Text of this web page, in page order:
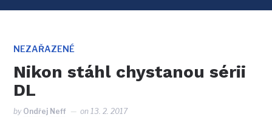
SIDEBAR
NAVIGATION
NEZAŘAZENÉ
Nikon stáhl chystanou sérii
DL
by Ondřej Neff on13. 2. 2017